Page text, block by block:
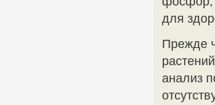
для
Прежде
анализ